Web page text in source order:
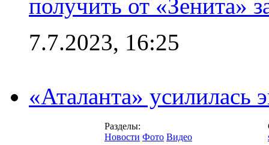
получить от «Зенита»
7.7.2023, 16:25
«Аталанта»
Разделы:
Новости Фото Видео